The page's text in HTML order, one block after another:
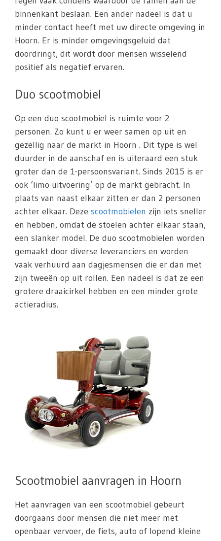
binnenkant beslaan. Een ander nadeel is dat u
minder contact heeft met uw directe omgeving in
Hoorn. Er is minder omgevingsgeluid dat
doordringt, dit wordt door mensen wisselend
positief als negatief ervaren.
Duo scootmobiel
Op een duo scootmobiel is ruimte voor 2
personen. Zo kunt u er weer samen op uit en
gezellig naar de markt in Hoorn . Dit type is wel
duurder in de aanschaf en is uiteraard een stuk
groter dan de 1-persoonsvariant. Sinds 2015 is er
ook ‘limo-uitvoering’ op de markt gebracht. In
plaats van naast elkaar zitten er dan 2 personen
achter elkaar. Deze scootmobielen zijn iets sneller
en hebben, omdat de stoelen achter elkaar staan,
een slanker model. De duo scootmobielen worden
gemaakt door diverse leveranciers en worden
vaak verhuurd aan dagjesmensen die er dan met
zijn tweeën op uit rollen. Een nadeel is dat ze een
grotere draaicirkel hebben en een minder grote
actieradius.
Scootmobiel aanvragen in Hoorn
Het aanvragen van een scootmobiel gebeurt
doorgaans door mensen die niet meer met
openbaar vervoer, de fiets, auto of lopend kleine